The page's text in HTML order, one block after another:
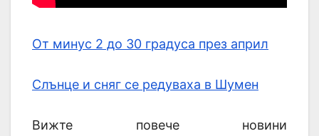
От минус 2 до 30 градуса през април
Слънце и сняг се редуваха в Шумен
Вижте повече новини